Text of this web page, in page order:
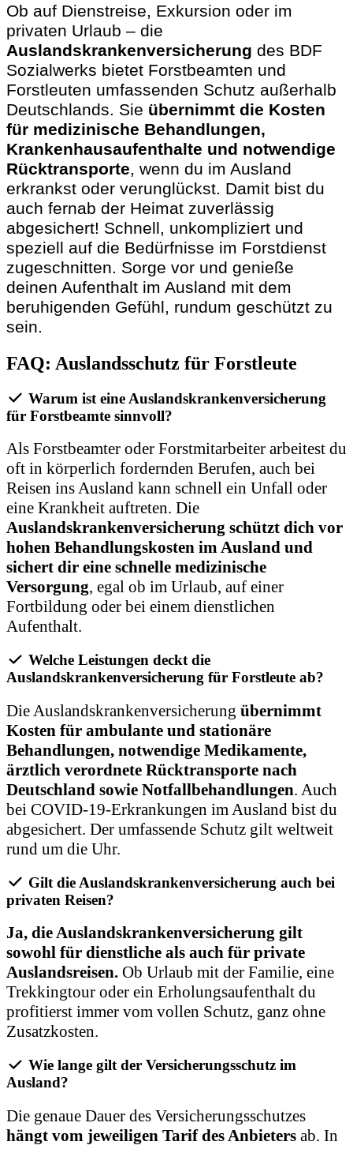
Ob auf Dienstreise, Exkursion oder im
privaten Urlaub – die
Auslandskrankenversicherung des BDF
Sozialwerks bietet Forstbeamten und
Forstleuten umfassenden Schutz außerhalb
Deutschlands. Sie übernimmt die Kosten
für medizinische Behandlungen,
Krankenhausaufenthalte und notwendige
Rücktransporte, wenn du im Ausland
erkrankst oder verunglückst. Damit bist du
auch fernab der Heimat zuverlässig
abgesichert! Schnell, unkompliziert und
speziell auf die Bedürfnisse im Forstdienst
zugeschnitten. Sorge vor und genieße
deinen Aufenthalt im Ausland mit dem
beruhigenden Gefühl, rundum geschützt zu
sein.
FAQ: Auslandsschutz für Forstleute
Warum ist eine Auslandskrankenversicherung
für Forstbeamte sinnvoll?
Als Forstbeamter oder Forstmitarbeiter arbeitest du
oft in körperlich fordernden Berufen, auch bei
Reisen ins Ausland kann schnell ein Unfall oder
eine Krankheit auftreten. Die
Auslandskrankenversicherung schützt dich vor
hohen Behandlungskosten im Ausland und
sichert dir eine schnelle medizinische
Versorgung, egal ob im Urlaub, auf einer
Fortbildung oder bei einem dienstlichen
Aufenthalt.
Welche Leistungen deckt die
Auslandskrankenversicherung für Forstleute ab?
Die Auslandskrankenversicherung übernimmt
Kosten für ambulante und stationäre
Behandlungen, notwendige Medikamente,
ärztlich verordnete Rücktransporte nach
Deutschland sowie Notfallbehandlungen. Auch
bei COVID-19-Erkrankungen im Ausland bist du
abgesichert. Der umfassende Schutz gilt weltweit
rund um die Uhr.
Gilt die Auslandskrankenversicherung auch bei
privaten Reisen?
Ja, die Auslandskrankenversicherung gilt
sowohl für dienstliche als auch für private
Auslandsreisen. Ob Urlaub mit der Familie, eine
Trekkingtour oder ein Erholungsaufenthalt du
profitierst immer vom vollen Schutz, ganz ohne
Zusatzkosten.
Wie lange gilt der Versicherungsschutz im
Ausland?
Die genaue Dauer des Versicherungsschutzes
hängt vom jeweiligen Tarif des Anbieters ab. In